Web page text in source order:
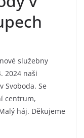
služebny
2024 naši
Svoboda. Se
centrum,
háj. Děkujeme